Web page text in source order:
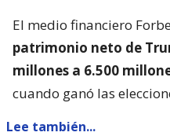
El medio financiero
patrimonio neto de
millones a 6.500
cuando ganó las
Lee también...